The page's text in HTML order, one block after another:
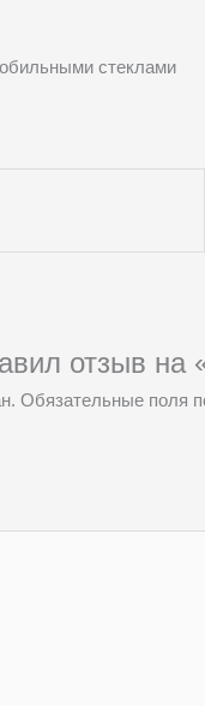
стеклами
отзыв на
Обязательные поля